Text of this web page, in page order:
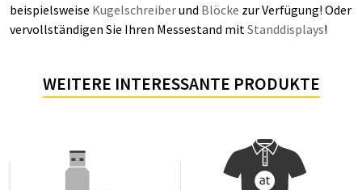
beispielsweise Kugelschreiberund Blöcke zur Verfügung! Oder
vervollständigen Sie Ihren Messestand mit Standdisplays!
WEITERE INTERESSANTE PRODUKTE